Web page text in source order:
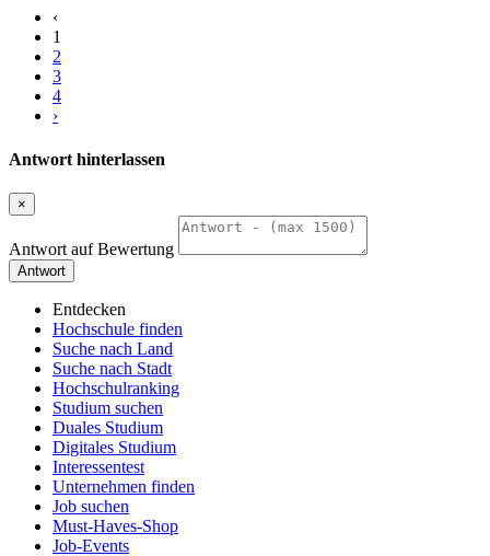
‹
1
2
3
4
›
Antwort hinterlassen
×
Antwort auf Bewertung
Antwort
Entdecken
Hochschule finden
Suche nach Land
Suche nach Stadt
Hochschulranking
Studium suchen
Duales Studium
Digitales Studium
Interessentest
Unternehmen finden
Job suchen
Must-Haves-Shop
Job-Events